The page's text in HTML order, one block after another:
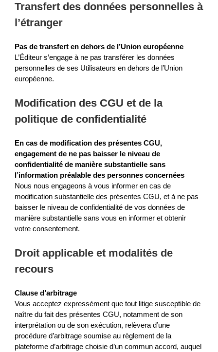
Transfert des données personnelles à
l’étranger
Pas de transfert en dehors de l’Union européenne
L’Éditeur s’engage à ne pas transférer les données
personnelles de ses Utilisateurs en dehors de l’Union
européenne.
Modification des CGU et de la
politique de confidentialité
En cas de modification des présentes CGU,
engagement de ne pas baisser le niveau de
confidentialité de manière substantielle sans
l’information préalable des personnes concernées
Nous nous engageons à vous informer en cas de
modification substantielle des présentes CGU, et à ne pas
baisser le niveau de confidentialité de vos données de
manière substantielle sans vous en informer et obtenir
votre consentement.
Droit applicable et modalités de
recours
Clause d’arbitrage
Vous acceptez expressément que tout litige susceptible de
naître du fait des présentes CGU, notamment de son
interprétation ou de son exécution, relèvera d’une
procédure d’arbitrage soumise au règlement de la
plateforme d’arbitrage choisie d’un commun accord, auquel